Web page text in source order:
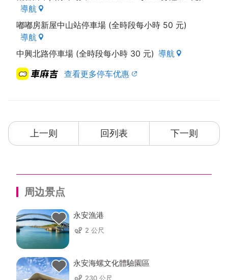
導航
嘟嘟房新屋中山站停車場 (全時段每小時 50 元)
導航
中興北路停車場 (全時段每小時 30 元) 導航
查看更多停车优惠
上一则 回列表 下一则
周边景点
永安漁港
2 公尺
永安海螺文化體驗園區
230 公尺